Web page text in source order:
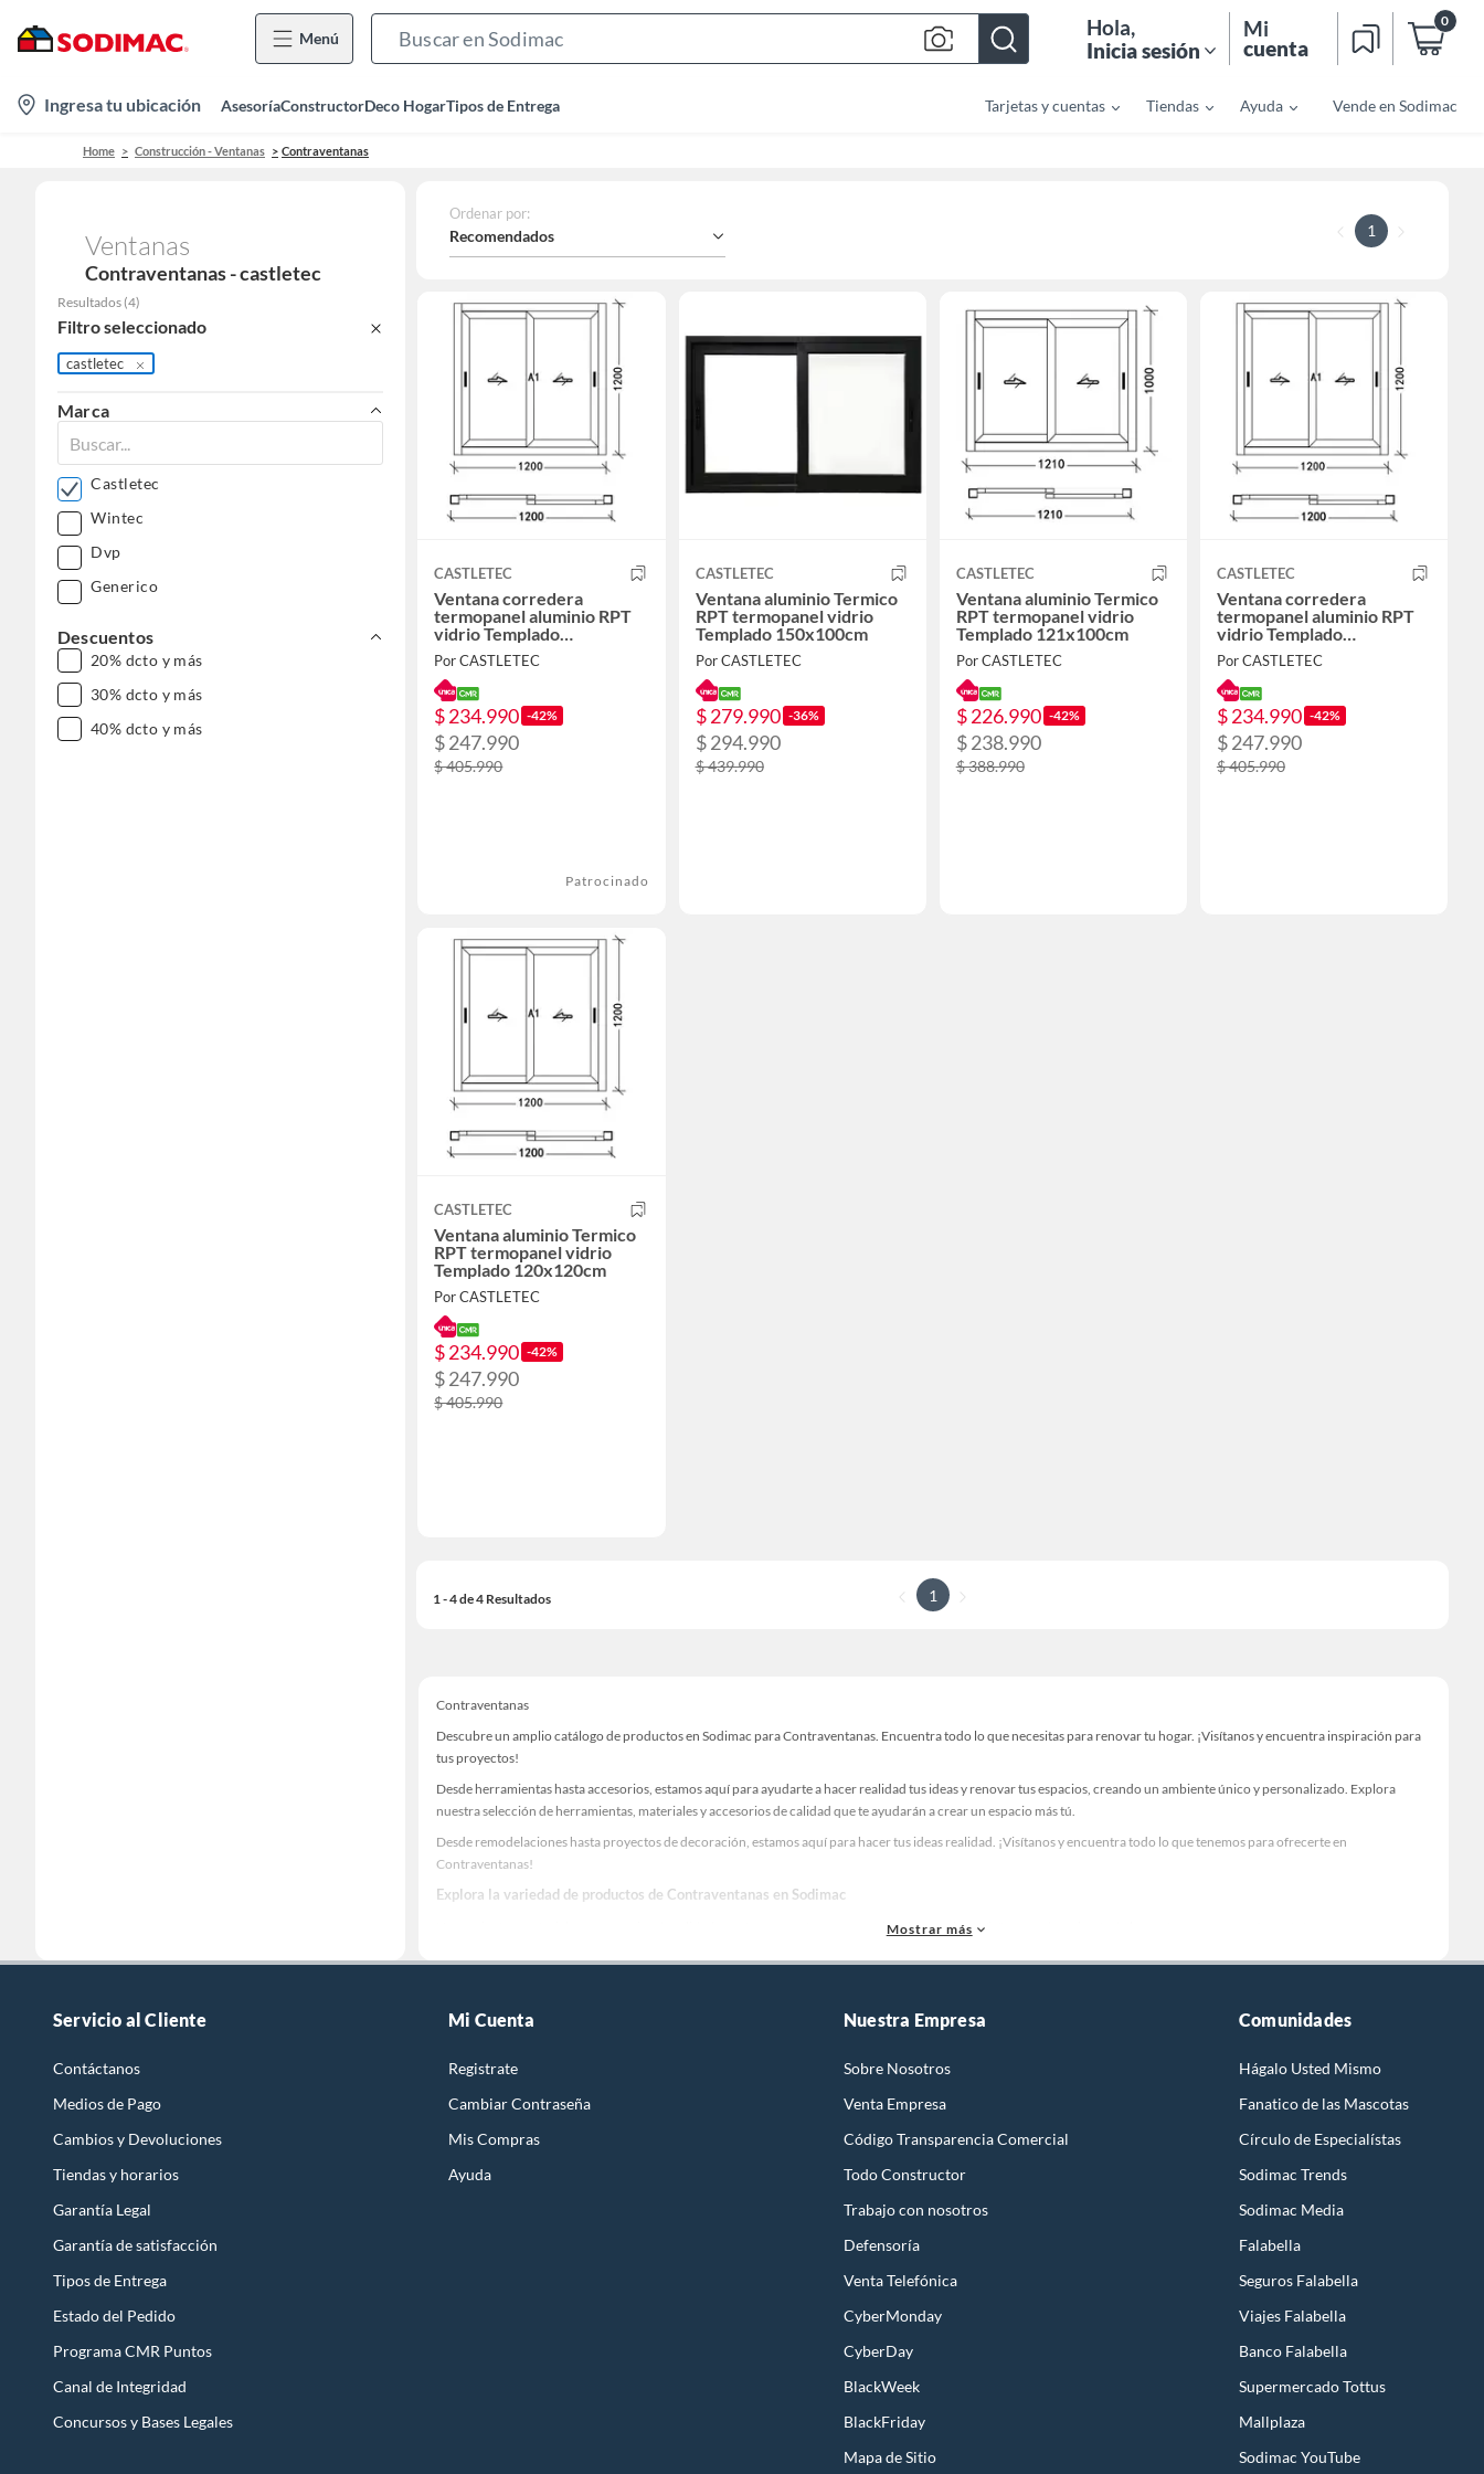
Menú
Bar
Hola,
Inicia sesión
Mi
cuenta
0
location-
icon
Ingresa tu ubicación AsesoríaConstructorDeco HogarTipos de Entrega Tarjetas y cuentas Tiendas Ayuda Vende en Sodimac
Home Construcción - Ventanas Contraventanas
Ventanas
Contraventanas - castletec
Resultados (4)
Filtro seleccionado
castletec
Marca
Castletec
Wintec
Dvp
Generico
Descuentos
20% dcto y más
30% dcto y más
40% dcto y más
Ordenar por:
Recomendados 1
CASTLETEC
Ventana corredera
termopanel aluminio RPT
vidrio Templado
120x120cm
Por CASTLETEC
$ 234.990 -42%
$ 247.990
$ 405.990
Patrocinado
CASTLETEC
Ventana aluminio Termico
RPT termopanel vidrio
Templado 150x100cm
Por CASTLETEC
$ 279.990 -36%
$ 294.990
$ 439.990
CASTLETEC
Ventana aluminio Termico
RPT termopanel vidrio
Templado 121x100cm
Por CASTLETEC
$ 226.990 -42%
$ 238.990
$ 388.990
CASTLETEC
Ventana corredera
termopanel aluminio RPT
vidrio Templado
120x120cm
Por CASTLETEC
$ 234.990 -42%
$ 247.990
$ 405.990
CASTLETEC
Ventana aluminio Termico
RPT termopanel vidrio
Templado 120x120cm
Por CASTLETEC
$ 234.990 -42%
$ 247.990
$ 405.990
1 - 4 de 4 Resultados 1
Contraventanas
Descubre un amplio catálogo de productos en Sodimac para Contraventanas. Encuentra todo lo que necesitas para renovar tu hogar. ¡Visítanos y encuentra inspiración para
tus proyectos!
Desde herramientas hasta accesorios, estamos aquí para ayudarte a hacer realidad tus ideas y renovar tus espacios, creando un ambiente único y personalizado. Explora
nuestra selección de herramientas, materiales y accesorios de calidad que te ayudarán a crear un espacio más tú.
Desde remodelaciones hasta proyectos de decoración, estamos aquí para hacer tus ideas realidad. ¡Visítanos y encuentra todo lo que tenemos para ofrecerte en
Contraventanas!
Explora la variedad de productos de Contraventanas en Sodimac
Herramientas, materiales y accesorios de calidad para tus proyectos y renovación de espacios. ¡Visítanos y descubre todo lo que tenemos para ofrecerte!
Encuentra una amplia variedad de productos de Contraventanas en Sodimac. Encuentra todo lo necesario para tus proyectos de renovación y decoración. ¡Visítanos y haz tus
Mostrar más
Servicio al Cliente
Contáctanos
Medios de Pago
Cambios y Devoluciones
Tiendas y horarios
Garantía Legal
Garantía de satisfacción
Tipos de Entrega
Estado del Pedido
Programa CMR Puntos
Canal de Integridad
Concursos y Bases Legales
Mi Cuenta
Registrate
Cambiar Contraseña
Mis Compras
Ayuda
Nuestra Empresa
Sobre Nosotros
Venta Empresa
Código Transparencia Comercial
Todo Constructor
Trabajo con nosotros
Defensoría
Venta Telefónica
CyberMonday
CyberDay
BlackWeek
BlackFriday
Mapa de Sitio
Comunidades
Hágalo Usted Mismo
Fanatico de las Mascotas
Círculo de Especialístas
Sodimac Trends
Sodimac Media
Falabella
Seguros Falabella
Viajes Falabella
Banco Falabella
Supermercado Tottus
Mallplaza
Sodimac YouTube